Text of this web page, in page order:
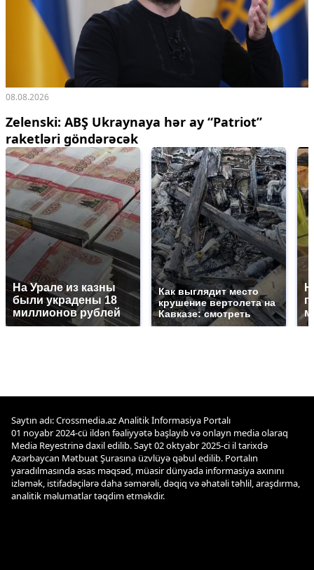
08.08.2026
Zelenski: ABŞ Ukraynaya hər ay “Patriot”
raketləri göndərəcək
На Урале из казны
были украдены 18
миллионов рублей
Как выглядит место
крушение вертолета на
Кавказе: смотреть
Saytın adı: Crossmedia.az Analitik İnformasiya Portalı
01 noyabr 2024-cü ildən fəaliyyətə başlayıb və onlayn media olaraq
Media Reyestrinə daxil edilib. Sayt 02 oktyabr 2025-ci il tarixdə
Azərbaycan Mətbuat Şurasına üzvlüyə qəbul edilib. Portalın
yaradılmasında əsas məqsəd, müasir dünyada informasiya axınını
izləmək, istifadəçilərə daha səmərəli, dəqiq və əhatəli təhlil, araşdırma,
analitik məlumatlar təqdim etməkdir.